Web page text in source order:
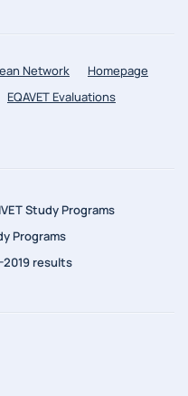
Network
Homepage
EQAVET Evaluations
Study Programs
Programs
2019 results